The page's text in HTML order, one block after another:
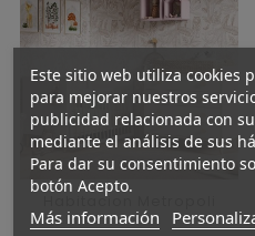
Habitacion Metropoli
Este sitio web utiliza cookies
para mejorar nuestros
publicidad relacionada con
mediante el análisis de sus
Para dar su consentimiento
botón Acepto.
Más información